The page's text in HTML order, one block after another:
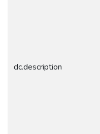
dc.description